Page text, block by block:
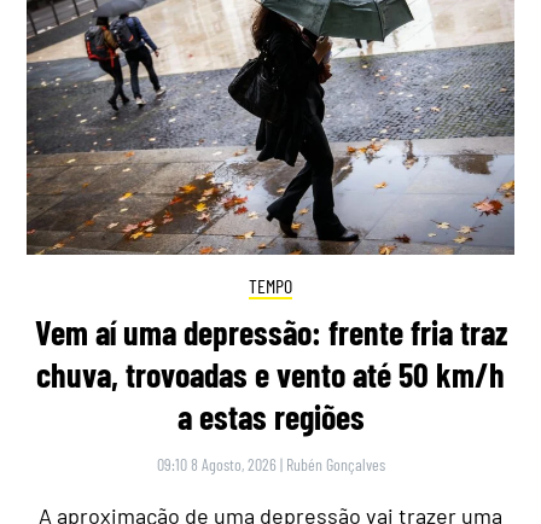
TEMPO
Vem aí uma depressão: frente fria traz
chuva, trovoadas e vento até 50 km/h
a estas regiões
09:10 8 Agosto, 2026 | Rubén Gonçalves
A aproximação de uma depressão vai trazer uma